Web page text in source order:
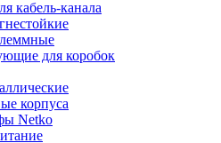
кабель-канала
для коробок
корпуса
Netko